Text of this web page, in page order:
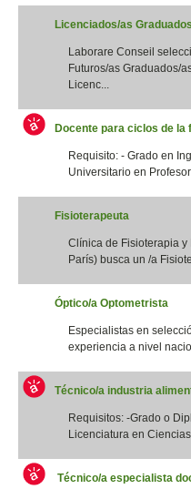
Licenciados/as
Laborare Conseil
Futuros/as Graduados/
Licenc...
Docente para ciclos de
Requisito: - Grado en
Universitario en
Fisioterapeuta
Clínica de Fisioterapia
París) busca un /a
Óptico/a Optometrista
Especialistas en
experiencia a nivel
Técnico/a industria
Requisitos: -Grado o
Licenciatura en
Técnico/a especialista